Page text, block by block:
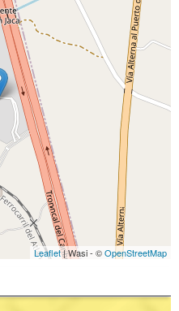
Leaflet| Wasi - ©OpenStreetMap